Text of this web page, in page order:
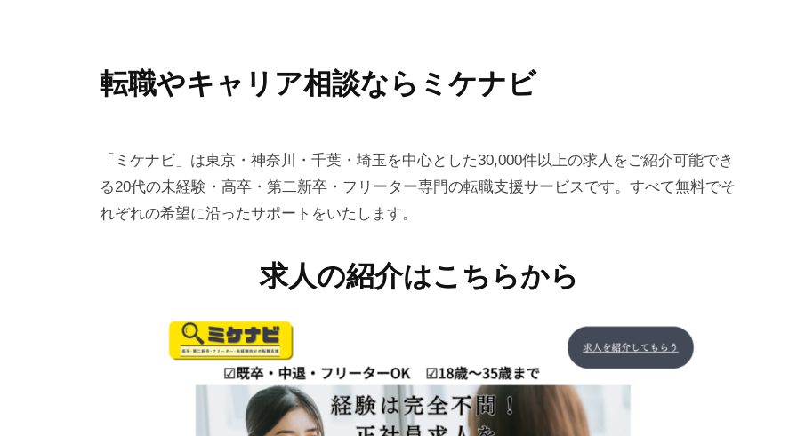
転職やキャリア相談ならミケナビ
「ミケナビ」は東京・神奈川・千葉・埼玉を中心とした30,000件以上の求人をご紹介可能でき
る20代の未経験・高卒・第二新卒・フリーター専門の転職支援サービスです。すべて無料でそ
れぞれの希望に沿ったサポートをいたします。
求人の紹介はこちらから